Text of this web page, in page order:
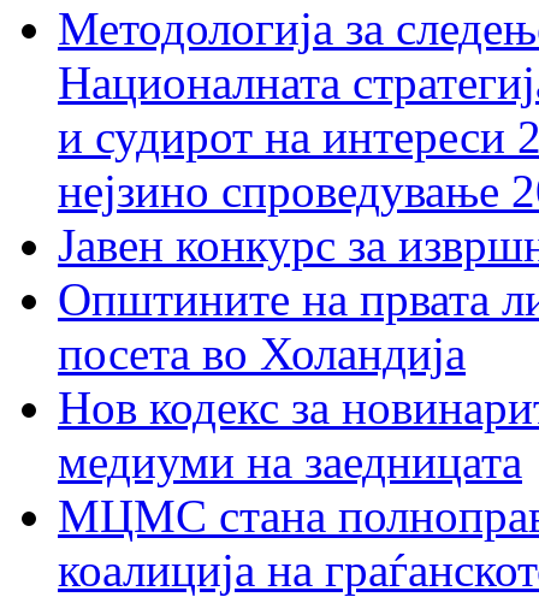
Методологија за
Националната
и судирот на интереси
нејзино спроведување
Јавен конкурс за
Општините на првата
посета во Холандија
Нов кодекс за
медиуми на заедницата
МЦМС стана
коалиција на